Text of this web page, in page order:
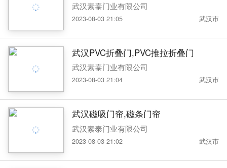
武汉素泰门业有限公司
2023-08-03 21:05 武汉市
武汉PVC折叠门,PVC推拉折叠门
武汉素泰门业有限公司
2023-08-03 21:04 武汉市
武汉磁吸门帘,磁条门帘
武汉素泰门业有限公司
2023-08-03 21:02 武汉市